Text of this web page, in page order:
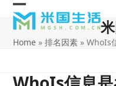
Skip
content
Open
mobile
Close
mobile
Home »排名因素 »WhoIs